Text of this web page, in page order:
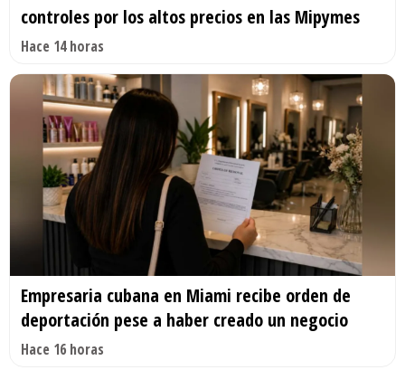
controles por los altos precios en las Mipymes
Hace 14 horas
Empresaria cubana en Miami recibe orden de
deportación pese a haber creado un negocio
Hace 16 horas